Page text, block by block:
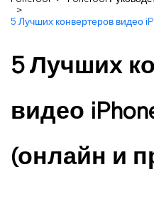
>
5 Лучших конвертеров видео
5 Лучших
видео
(онлайн и